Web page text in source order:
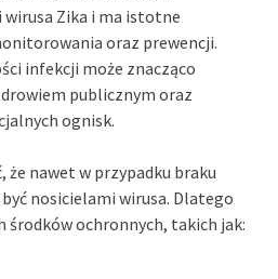
Zika i ma istotne
oraz prewencji.
infekcji może znacząco
publicznym oraz
ognisk.
że nawet w przypadku braku
nosicielami wirusa. Dlatego
środków ochronnych, takich jak: